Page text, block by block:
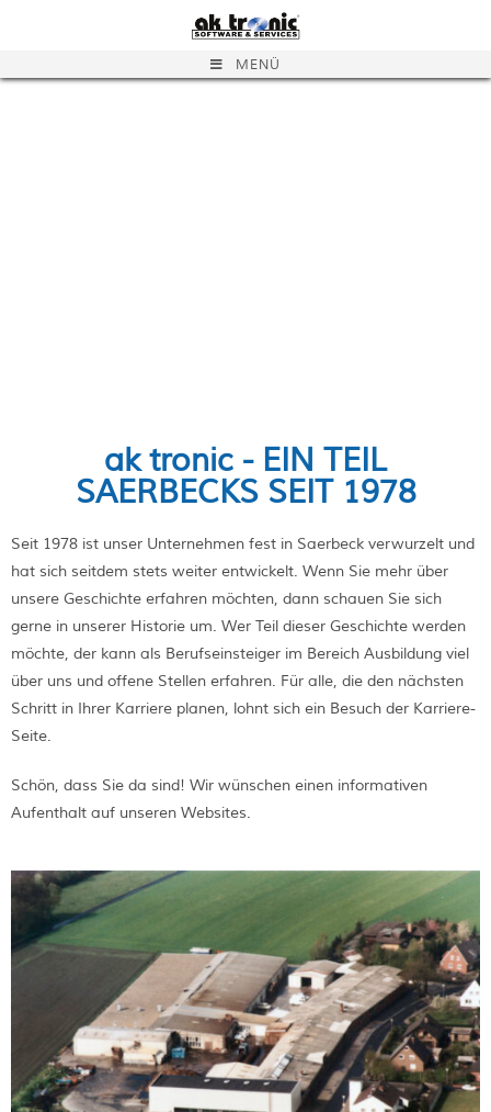
MENÜ
ak tronic - EIN TEIL
SAERBECKS SEIT 1978
Seit 1978 ist unser Unternehmen fest in Saerbeck verwurzelt und
hat sich seitdem stets weiter entwickelt. Wenn Sie mehr über
unsere Geschichte erfahren möchten, dann schauen Sie sich
gerne in unserer Historie um. Wer Teil dieser Geschichte werden
möchte, der kann als Berufseinsteiger im Bereich Ausbildung viel
über uns und offene Stellen erfahren. Für alle, die den nächsten
Schritt in Ihrer Karriere planen, lohnt sich ein Besuch der Karriere-
Seite.
Schön, dass Sie da sind! Wir wünschen einen informativen
Aufenthalt auf unseren Websites.